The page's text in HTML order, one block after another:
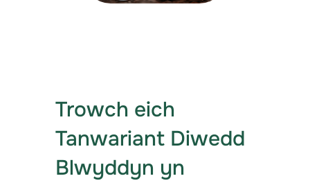
Trowch eich
Tanwariant Diwedd
Blwyddyn yn